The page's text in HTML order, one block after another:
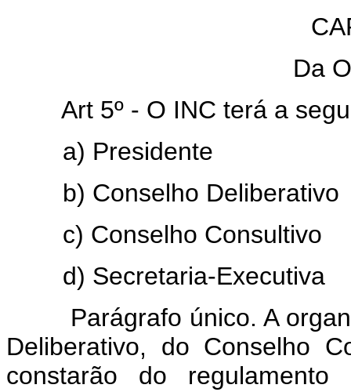
Da
Art 5º - O INC terá a
a) Presidente
b) Conselho Deliberativo
c) Conselho Consultivo
d) Secretaria-Executiva
Parágrafo único. A
Deliberativo, do Conselho
constarão do